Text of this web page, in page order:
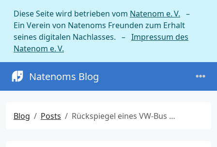
Diese Seite wird betrieben vom Natenom e. V. –
Ein Verein von Natenoms Freunden zum Erhalt
seines digitalen Nachlasses. – Impressum des
Natenom e. V.
Natenoms Blog
Blog Posts Rückspiegel eines VW-Bus fürs Fahrrad